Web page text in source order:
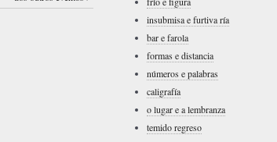
insubmisa e furtiva ría
bar e farola
formas e distancia
números e palabras
caligrafía
o lugar e a lembranza
temido regreso